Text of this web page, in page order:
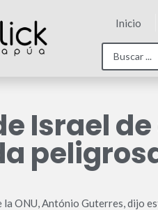
Inicio
Israel
ONU, António Guterres, dijo